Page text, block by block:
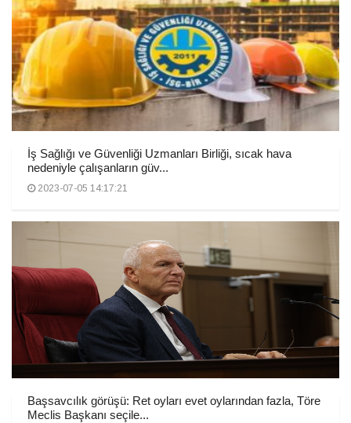
İş Sağlığı ve Güvenliği Uzmanları Birliği, sıcak hava
nedeniyle çalışanların güv...
2023-07-05 14:17:21
Başsavcılık görüşü: Ret oyları evet oylarından fazla, Töre
Meclis Başkanı seçile...